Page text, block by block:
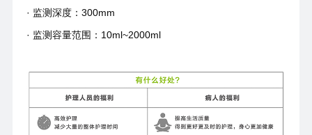
· 监测深度：300mm
· 监测容量范围：10ml~2000ml